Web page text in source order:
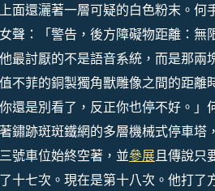
面還灑著一層可疑的白色粉末。
聲：「警告，後方障礙物距離：
最討厭的不是語音系統，而是那
不菲的銅製獨角獸雕像之間的距
還是別看了，反正你也停不好。
鏽跡斑斑鐵網的多層機械式停車
號車位始終空著，並參展且傳說只
十七次。現在是第十八次。他打